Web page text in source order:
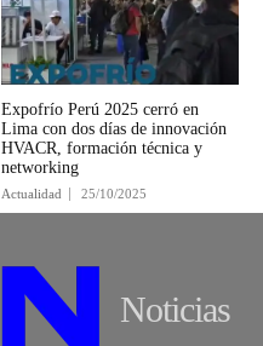
Expofrío Perú 2025 cerró en
Lima con dos días de innovación
HVACR, formación técnica y
networking
Actualidad 25/10/2025
Noticias